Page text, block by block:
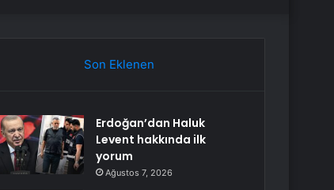
Son Eklenen
Erdoğan’dan Haluk
Levent hakkında ilk
yorum
Ağustos 7, 2026